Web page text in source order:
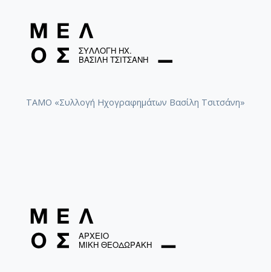
ΤΑΜΟ «Συλλογή Ηχογραφημάτων Βασίλη Τσιτσάνη»